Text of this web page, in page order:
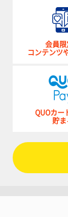
会員限
コンテンツ
QUOカー
貯ま